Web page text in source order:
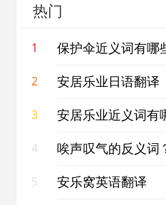
热门
1 保护伞近义词有哪
2 安居乐业日语翻译
3 安居乐业近义词有
4 唉声叹气的反义词
5 安乐窝英语翻译